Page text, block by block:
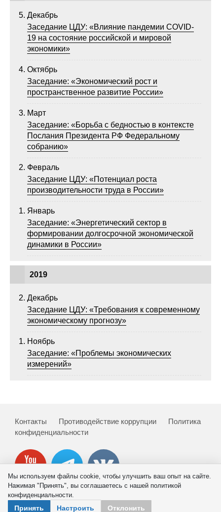
Декабрь
Заседание ЦДУ: «Влияние пандемии COVID-
19 на состояние российской и мировой
экономики»
Октябрь
Заседание: «Экономический рост и
пространственное развитие России»
Март
Заседание: «Борьба с бедностью в контексте
Послания Президента РФ Федеральному
собранию»
Февраль
Заседание ЦДУ: «Потенциал роста
производительности труда в России»
Январь
Заседание: «Энергетический сектор в
формировании долгосрочной экономической
динамики в России»
2019
Декабрь
Заседание ЦДУ: «Требования к современному
экономическому прогнозу»
Ноябрь
Заседание: «Проблемы экономических
измерений»
Контакты Противодействие коррупции
Политика
конфиденциальности
© 2026 ИНП РАН
Мы используем файлы cookie, чтобы улучшить ваш опыт на сайте.
Нажимая "Принять", вы соглашаетесь с нашей политикой
конфиденциальности.
Принять Настроить Отклонить